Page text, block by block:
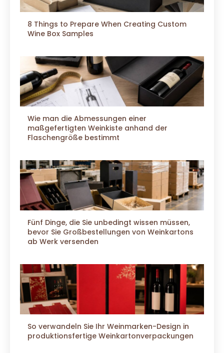
8 Things to Prepare When Creating Custom
Wine Box Samples
Wie man die Abmessungen einer
maßgefertigten Weinkiste anhand der
Flaschengröße bestimmt
Fünf Dinge, die Sie unbedingt wissen müssen,
bevor Sie Großbestellungen von Weinkartons
ab Werk versenden
So verwandeln Sie Ihr Weinmarken-Design in
produktionsfertige Weinkartonverpackungen